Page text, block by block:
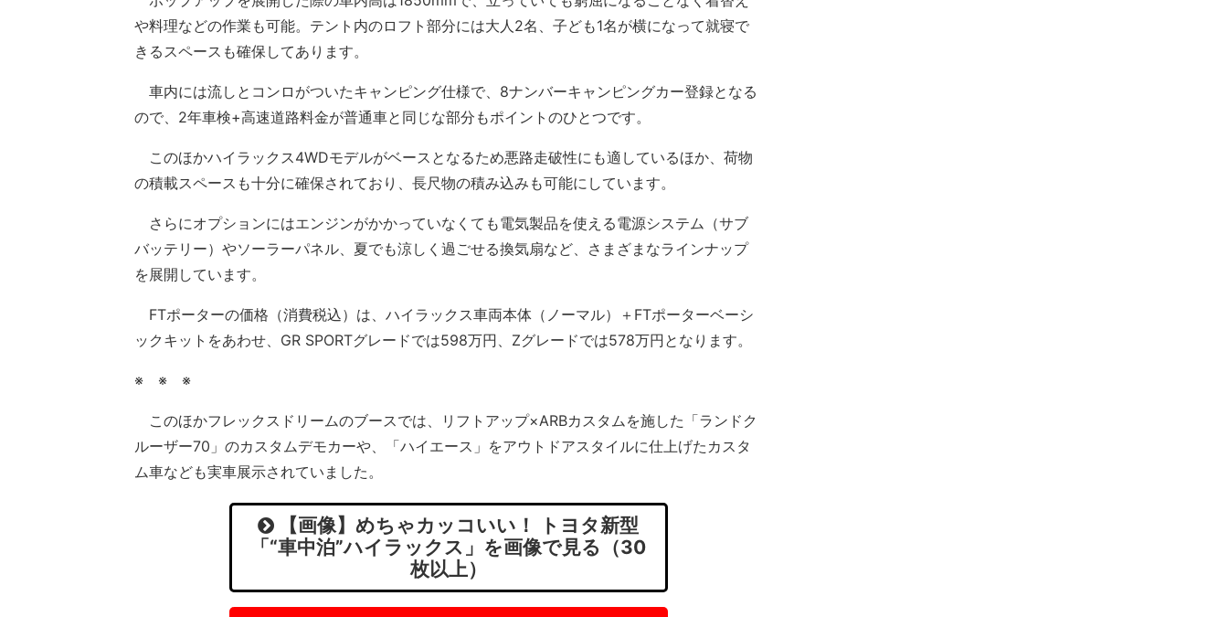
や料理などの作業も可能。テント内のロフト部分には大人2名、子ども1名が横になって就寝で
きるスペースも確保してあります。
車内には流しとコンロがついたキャンピング仕様で、8ナンバーキャンピングカー登録となる
ので、2年車検+高速道路料金が普通車と同じな部分もポイントのひとつです。
このほかハイラックス4WDモデルがベースとなるため悪路走破性にも適しているほか、荷物
の積載スペースも十分に確保されており、長尺物の積み込みも可能にしています。
さらにオプションにはエンジンがかかっていなくても電気製品を使える電源システム（サブ
バッテリー）やソーラーパネル、夏でも涼しく過ごせる換気扇など、さまざまなラインナップ
を展開しています。
FTポーターの価格（消費税込）は、ハイラックス車両本体（ノーマル）＋FTポーターベーシ
ックキットをあわせ、GR SPORTグレードでは598万円、Zグレードでは578万円となります。
※ ※ ※
このほかフレックスドリームのブースでは、リフトアップ×ARBカスタムを施した「ランドク
ルーザー70」のカスタムデモカーや、「ハイエース」をアウトドアスタイルに仕上げたカスタ
ム車なども実車展示されていました。
【画像】めちゃカッコいい！ トヨタ新型
「“車中泊”ハイラックス」を画像で見る（30
枚以上）